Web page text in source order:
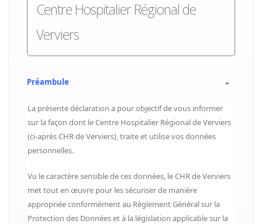
Centre Hospitalier Régional de
Verviers
Préambule
La présente déclaration a pour objectif de vous informer
sur la façon dont le Centre Hospitalier Régional de Verviers
(ci-après CHR de Verviers), traite et utilise vos données
personnelles.
Vu le caractère sensible de ces données, le CHR de Verviers
met tout en œuvre pour les sécuriser de manière
appropriée conformément au Règlement Général sur la
Protection des Données et à la législation applicable sur la